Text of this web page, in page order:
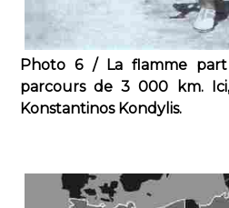
Photo 6 / La flamme
parcours de 3 000 km.
Konstantinos Kondylis.